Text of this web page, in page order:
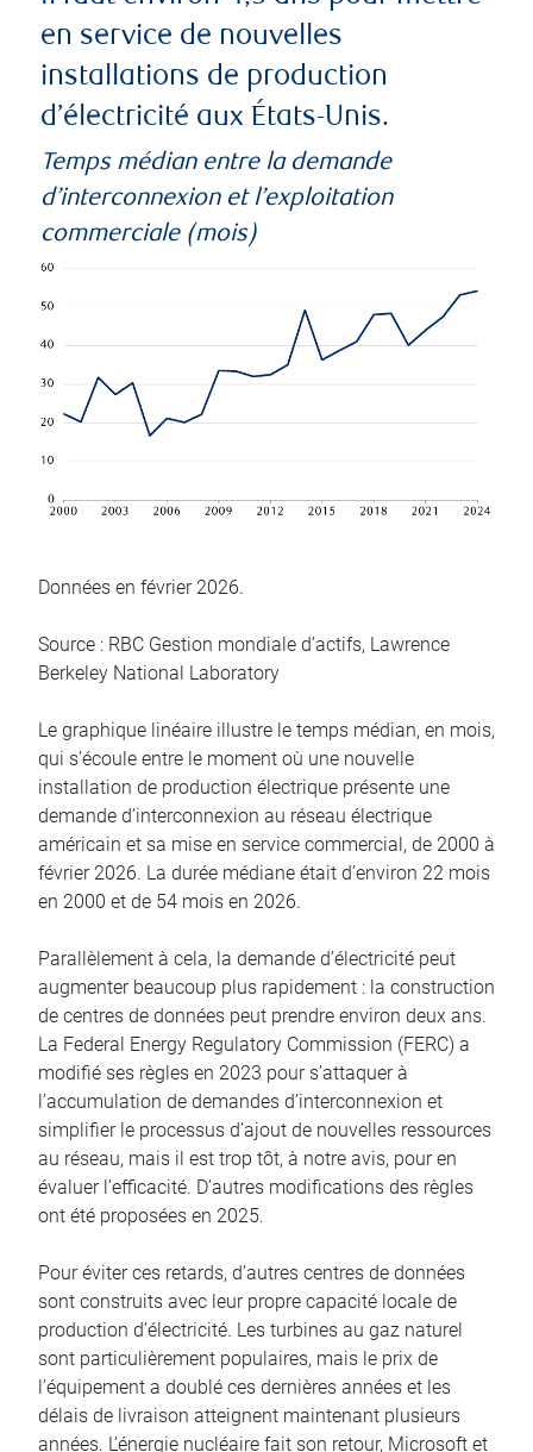
en service de nouvelles
installations de production
d’électricité aux États-Unis.
Temps médian entre la demande
d’interconnexion et l’exploitation
commerciale (mois)
Données en février 2026.
Source : RBC Gestion mondiale d’actifs, Lawrence
Berkeley National Laboratory
Le graphique linéaire illustre le temps médian, en mois,
qui s’écoule entre le moment où une nouvelle
installation de production électrique présente une
demande d’interconnexion au réseau électrique
américain et sa mise en service commercial, de 2000 à
février 2026. La durée médiane était d’environ 22 mois
en 2000 et de 54 mois en 2026.
Parallèlement à cela, la demande d’électricité peut
augmenter beaucoup plus rapidement : la construction
de centres de données peut prendre environ deux ans.
La Federal Energy Regulatory Commission (FERC) a
modifié ses règles en 2023 pour s’attaquer à
l’accumulation de demandes d’interconnexion et
simplifier le processus d’ajout de nouvelles ressources
au réseau, mais il est trop tôt, à notre avis, pour en
évaluer l’efficacité. D’autres modifications des règles
ont été proposées en 2025.
Pour éviter ces retards, d’autres centres de données
sont construits avec leur propre capacité locale de
production d’électricité. Les turbines au gaz naturel
sont particulièrement populaires, mais le prix de
l’équipement a doublé ces dernières années et les
délais de livraison atteignent maintenant plusieurs
années. L’énergie nucléaire fait son retour, Microsoft et